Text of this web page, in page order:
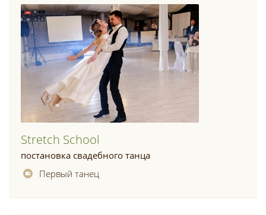
Stretch School
постановка свадебного танца
Первый танец